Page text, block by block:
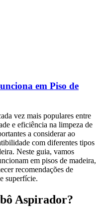
em Piso de
vez mais populares entre
e eficiência na limpeza de
a considerar ao
com diferentes tipos
Neste guia, vamos
em pisos de madeira,
recomendações de
superfície.
Aspirador?